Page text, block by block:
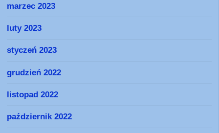
marzec 2023
luty 2023
styczeń 2023
grudzień 2022
listopad 2022
październik 2022